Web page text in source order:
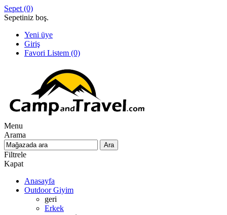
Sepet (0)
Sepetiniz boş.
Yeni üye
Giriş
Favori Listem (0)
Menu
Arama
Filtrele
Kapat
Anasayfa
Outdoor Giyim
geri
Erkek